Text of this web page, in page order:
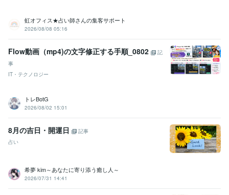
虹オフィス★占い師さんの集客サポート
2026/08/08 05:16
Flow動画（mp4)の文字修正する手順_0802
記
事
IT・テクノロジー
トレBotG
2026/08/02 15:01
8月の吉日・開運日
記事
占い
希夢 kim～あなたに寄り添う癒し人～
2026/07/31 14:41